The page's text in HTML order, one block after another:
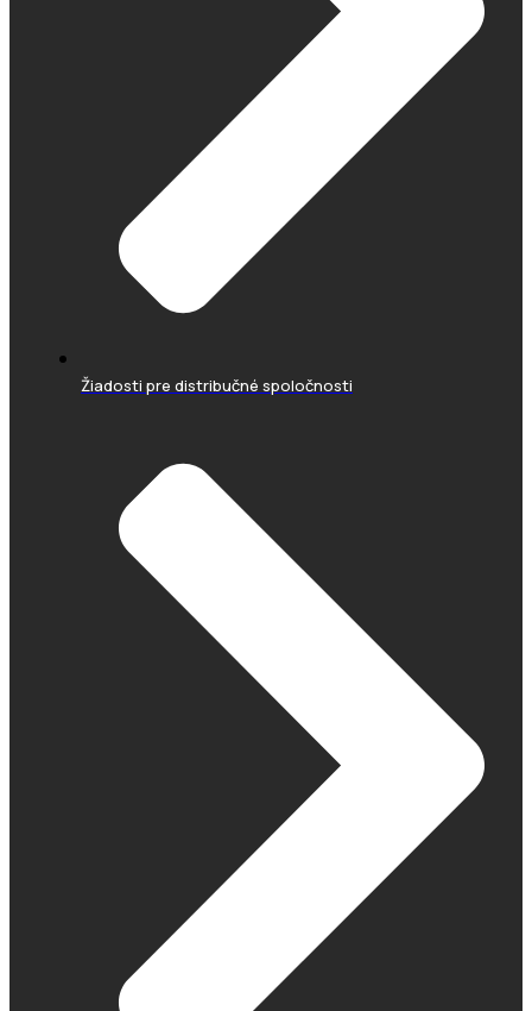
Žiadosti pre distribučné spoločnosti